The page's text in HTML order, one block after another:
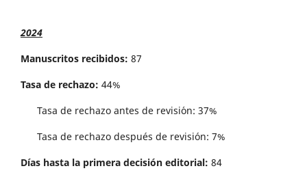
2024
Manuscritos recibidos: 87
Tasa de rechazo: 44%
Tasa de rechazo antes de revisi´on: 37%
Tasa de rechazo después de revisión: 7%
Días hasta la primera decisión editorial: 84